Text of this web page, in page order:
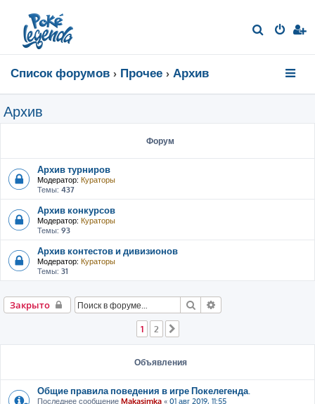
Список форумов Прочее Архив
Архив
Форум
Архив турниров
Модератор: Кураторы
Темы: 437
Архив конкурсов
Модератор: Кураторы
Темы: 93
Архив контестов и дивизионов
Модератор: Кураторы
Темы: 31
Закрыто Поиск
1 2
Объявления
Общие правила поведения в игре Покелегенда.
Последнее сообщение Makasimka « 01 авг 2019, 11:55